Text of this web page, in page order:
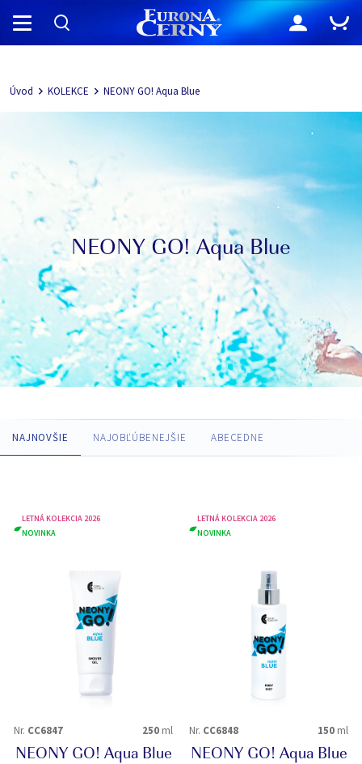
Navigácia
Úvod KOLEKCE NEONY GO! Aqua Blue
NEONY GO! Aqua Blue
NAJNOVŠIE NAJOBĽÚBENEJŠIE ABECEDNE
LETNÁ KOLEKCIA 2026
NOVINKA
Nr. CC6847 250 ml
NEONY GO! Aqua Blue
LETNÁ KOLEKCIA 2026
NOVINKA
Nr. CC6848 150 ml
NEONY GO! Aqua Blue